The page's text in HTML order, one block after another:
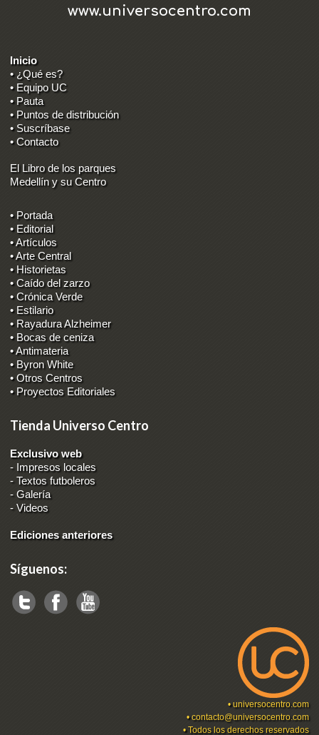
www.universocentro.com
Inicio
• ¿Qué es?
• Equipo UC
• Pauta
• Puntos de distribución
• Suscríbase
• Contacto
El Libro de los parques
Medellín y su Centro
• Portada
• Editorial
• Artículos
• Arte Central
• Historietas
• Caído del zarzo
• Crónica Verde
• Estilario
• Rayadura Alzheimer
• Bocas de ceniza
• Antimateria
• Byron White
• Otros Centros
• Proyectos Editoriales
Tienda Universo Centro
Exclusivo web
- Impresos locales
-Textos futboleros
-Galería
-Videos
Ediciones anteriores
Síguenos:
•universocentro.com
•contacto@universocentro.com
• Todos los derechos reservados